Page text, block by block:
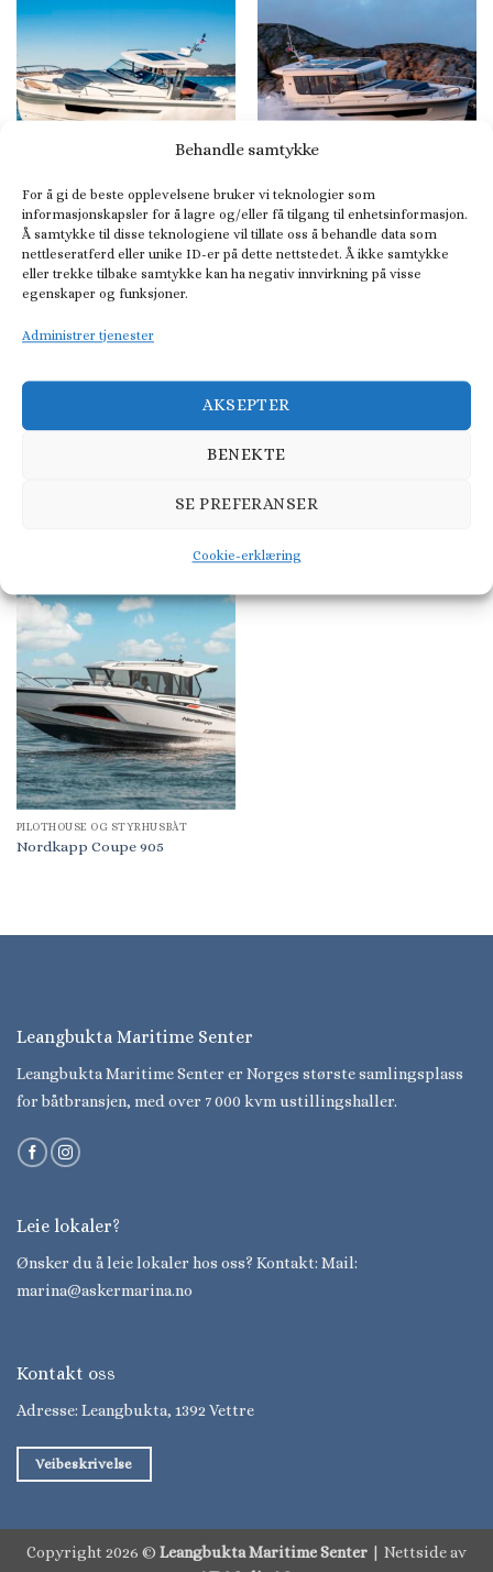
Behandle samtykke
For å gi de beste opplevelsene bruker vi teknologier som
informasjonskapsler for å lagre og/eller få tilgang til enhetsinformasjon.
Å samtykke til disse teknologiene vil tillate oss å behandle data som
nettleseratferd eller unike ID-er på dette nettstedet. Å ikke samtykke
eller trekke tilbake samtykke kan ha negativ innvirkning på visse
egenskaper og funksjoner.
Administrer tjenester
AKSEPTER
BENEKTE
SE PREFERANSER
Cookie-erklæring
DAYCRUISER
Nimbus T11
PILOTHOUSE OG STYRHUSBÅT
Nimbus C11
PILOTHOUSE OG STYRHUSBÅT
Nordkapp Coupe 905
Leangbukta Maritime Senter
Leangbukta Maritime Senter er Norges største samlingsplass
for båtbransjen, med over 7 000 kvm ustillingshaller.
Leie lokaler?
Ønsker du å leie lokaler hos oss? Kontakt: Mail:
marina@askermarina.no
Kontakt oss
Adresse: Leangbukta, 1392 Vettre
Veibeskrivelse
Copyright 2026 © Leangbukta Maritime Senter | Nettside av